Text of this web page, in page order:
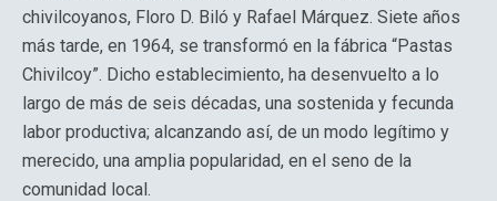
chivilcoyanos, Floro D. Biló y Rafael Márquez. Siete años
más tarde, en 1964, se transformó en la fábrica “Pastas
Chivilcoy”. Dicho establecimiento, ha desenvuelto a lo
largo de más de seis décadas, una sostenida y fecunda
labor productiva; alcanzando así, de un modo legítimo y
merecido, una amplia popularidad, en el seno de la
comunidad local.